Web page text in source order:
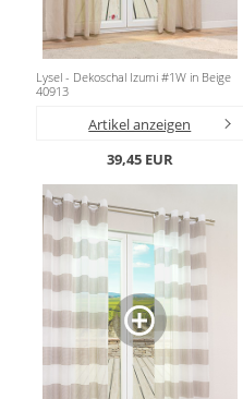
Konfigurator
Messanleitung
Schlaufenschals
Vorhangschals
Ösenschals
Kissen
Kissen
Fensterbilder
Fliegengitter
Gardinenstange
Stoffe
Panneaux
Lysel - Dekoschal Izumi #1W in Beige
40913
Artikel anzeigen
39,45 EUR